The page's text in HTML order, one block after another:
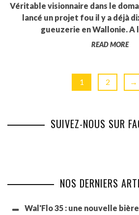
Véritable visionnaire dans le
lancé un projet fou il y a déjà
gueuzerie en Wallonie. A
READ MORE
1 2 →
SUIVEZ-NOUS SUR
NOS DERNIERS
Wal'Flo 35 : une nouvelle